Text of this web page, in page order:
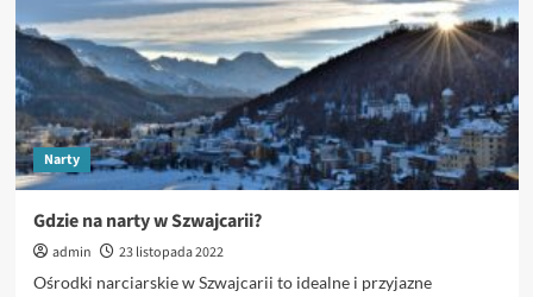
Narty
Gdzie na narty w Szwajcarii?
admin
23 listopada 2022
Ośrodki narciarskie w Szwajcarii to idealne i przyjazne